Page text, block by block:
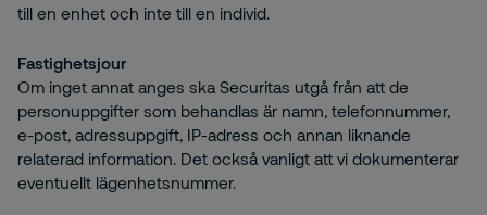
till en enhet och inte till en individ.
Fastighetsjour
Om inget annat anges ska Securitas utgå från att de
personuppgifter som behandlas är namn, telefonnummer,
e-post, adressuppgift, IP-adress och annan liknande
relaterad information. Det också vanligt att vi dokumenterar
eventuellt lägenhetsnummer.